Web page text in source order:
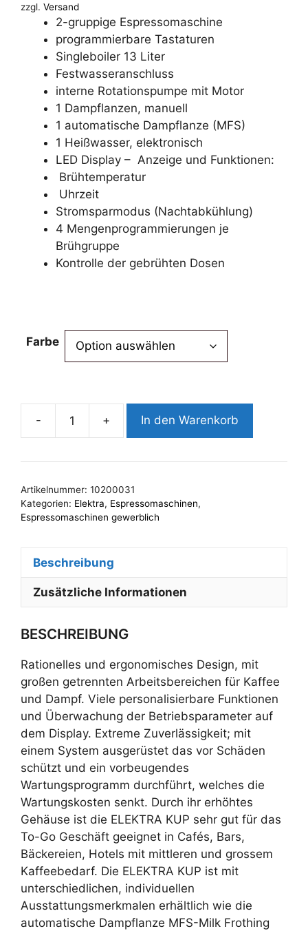
zzgl. Versand
2-gruppige Espressomaschine
programmierbare Tastaturen
Singleboiler 13 Liter
Festwasseranschluss
interne Rotationspumpe mit Motor
1 Dampflanzen, manuell
1 automatische Dampflanze (MFS)
1 Heißwasser, elektronisch
LED Display – Anzeige und Funktionen:
Brühtemperatur
Uhrzeit
Stromsparmodus (Nachtabkühlung)
4 Mengenprogrammierungen je
Brühgruppe
Kontrolle der gebrühten Dosen
Farbe
-
Elektra
2gruppig
automatischer
Dampflanze
+ In den Warenkorb
Artikelnummer: 10200031
Kategorien: Elektra, Espressomaschinen,
Espressomaschinen gewerblich
Beschreibung
Zusätzliche Informationen
BESCHREIBUNG
Rationelles und ergonomisches Design, mit
großen getrennten Arbeitsbereichen für Kaffee
und Dampf. Viele personalisierbare Funktionen
und Überwachung der Betriebsparameter auf
dem Display. Extreme Zuverlässigkeit; mit
einem System ausgerüstet das vor Schäden
schützt und ein vorbeugendes
Wartungsprogramm durchführt, welches die
Wartungskosten senkt. Durch ihr erhöhtes
Gehäuse ist die ELEKTRA KUP sehr gut für das
To-Go Geschäft geeignet in Cafés, Bars,
Bäckereien, Hotels mit mittleren und grossem
Kaffeebedarf. Die ELEKTRA KUP ist mit
unterschiedlichen, individuellen
Ausstattungsmerkmalen erhältlich wie die
automatische Dampflanze MFS-Milk Frothing